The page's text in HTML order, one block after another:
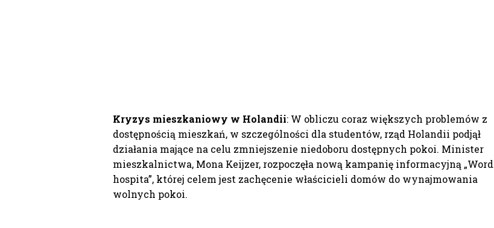
Kryzys mieszkaniowy w Holandii: W obliczu coraz większych problemów z
dostępnością mieszkań, w szczególności dla studentów, rząd Holandii podjął
działania mające na celu zmniejszenie niedoboru dostępnych pokoi. Minister
mieszkalnictwa, Mona Keijzer, rozpoczęła nową kampanię informacyjną „Word
hospita”, której celem jest zachęcenie właścicieli domów do wynajmowania
wolnych pokoi.